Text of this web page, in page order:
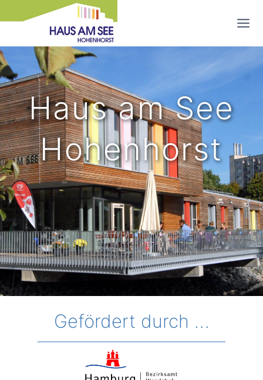
Inhalt
Haus am See
Hohenhorst
Gefördert durch …